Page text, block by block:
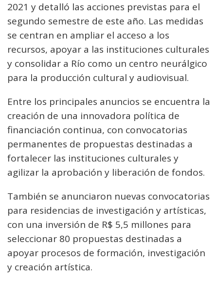
2021 y detalló las acciones previstas para el
segundo semestre de este año. Las medidas
se centran en ampliar el acceso a los
recursos, apoyar a las instituciones culturales
y consolidar a Río como un centro neurálgico
para la producción cultural y audiovisual.
Entre los principales anuncios se encuentra la
creación de una innovadora política de
financiación continua, con convocatorias
permanentes de propuestas destinadas a
fortalecer las instituciones culturales y
agilizar la aprobación y liberación de fondos.
También se anunciaron nuevas convocatorias
para residencias de investigación y artísticas,
con una inversión de R$ 5,5 millones para
seleccionar 80 propuestas destinadas a
apoyar procesos de formación, investigación
y creación artística.